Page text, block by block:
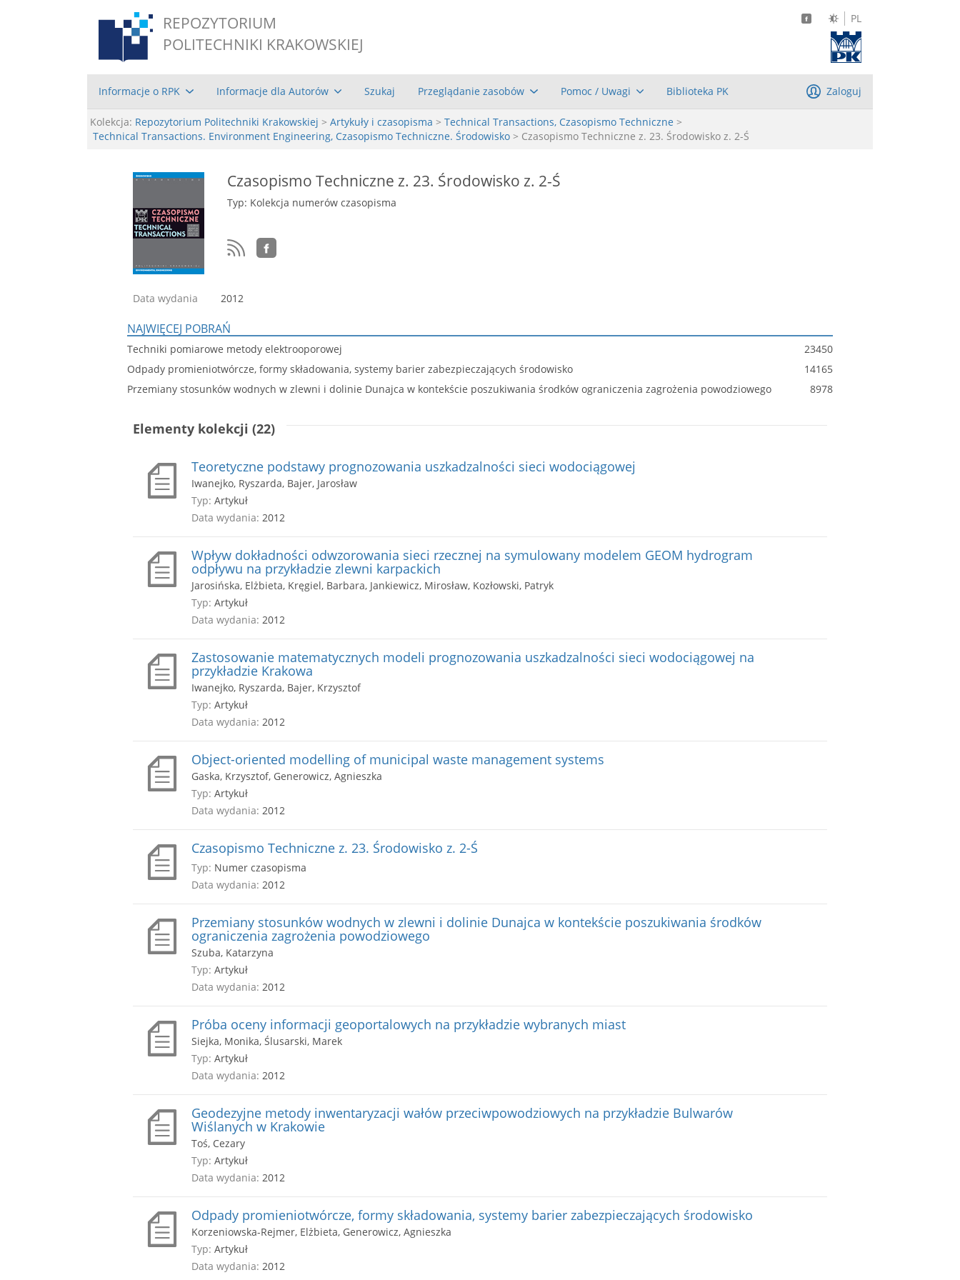
REPOZYTORIUM
POLITECHNIKI KRAKOWSKIEJ
PL
Informacje o RPK Informacje dla Autorów Szukaj Przeglądanie zasobów Pomoc / Uwagi Biblioteka PK Zaloguj
Kolekcja: Repozytorium Politechniki Krakowskiej > Artykuły i czasopisma > Technical Transactions, Czasopismo Techniczne >
Technical Transactions. Environment Engineering, Czasopismo Techniczne. Środowisko > Czasopismo Techniczne z. 23. Środowisko z. 2-Ś
Czasopismo Techniczne z. 23. Środowisko z. 2-Ś
Typ: Kolekcja numerów czasopisma
Data wydania 2012
NAJWIĘCEJ POBRAŃ
Techniki pomiarowe metody elektrooporowej
23450
Odpady promieniotwórcze, formy składowania, systemy barier zabezpieczających środowisko
14165
Przemiany stosunków wodnych w zlewni i dolinie Dunajca w kontekście poszukiwania środków ograniczenia zagrożenia powodziowego
8978
Elementy kolekcji (22)
Teoretyczne podstawy prognozowania uszkadzalności sieci wodociągowej
Iwanejko, Ryszarda, Bajer, Jarosław
Typ: Artykuł
Data wydania: 2012
Wpływ dokładności odwzorowania sieci rzecznej na symulowany modelem GEOM hydrogram
odpływu na przykładzie zlewni karpackich
Jarosińska, Elżbieta, Kręgiel, Barbara, Jankiewicz, Mirosław, Kozłowski, Patryk
Typ: Artykuł
Data wydania: 2012
Zastosowanie matematycznych modeli prognozowania uszkadzalności sieci wodociągowej na
przykładzie Krakowa
Iwanejko, Ryszarda, Bajer, Krzysztof
Typ: Artykuł
Data wydania: 2012
Object-oriented modelling of municipal waste management systems
Gaska, Krzysztof, Generowicz, Agnieszka
Typ: Artykuł
Data wydania: 2012
Czasopismo Techniczne z. 23. Środowisko z. 2-Ś
Typ: Numer czasopisma
Data wydania: 2012
Przemiany stosunków wodnych w zlewni i dolinie Dunajca w kontekście poszukiwania środków
ograniczenia zagrożenia powodziowego
Szuba, Katarzyna
Typ: Artykuł
Data wydania: 2012
Próba oceny informacji geoportalowych na przykładzie wybranych miast
Siejka, Monika, Ślusarski, Marek
Typ: Artykuł
Data wydania: 2012
Geodezyjne metody inwentaryzacji wałów przeciwpowodziowych na przykładzie Bulwarów
Wiślanych w Krakowie
Toś, Cezary
Typ: Artykuł
Data wydania: 2012
Odpady promieniotwórcze, formy składowania, systemy barier zabezpieczających środowisko
Korzeniowska-Rejmer, Elżbieta, Generowicz, Agnieszka
Typ: Artykuł
Data wydania: 2012